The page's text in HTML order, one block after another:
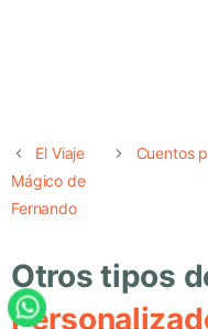
El Viaje
Mágico de
Fernando
Cuentos
Otros tipos